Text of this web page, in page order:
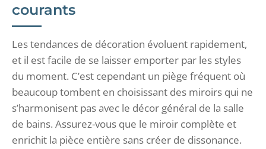
courants
Les tendances de décoration évoluent rapidement,
et il est facile de se laisser emporter par les styles
du moment. C’est cependant un piège fréquent où
beaucoup tombent en choisissant des miroirs qui ne
s’harmonisent pas avec le décor général de la salle
de bains. Assurez-vous que le miroir complète et
enrichit la pièce entière sans créer de dissonance.